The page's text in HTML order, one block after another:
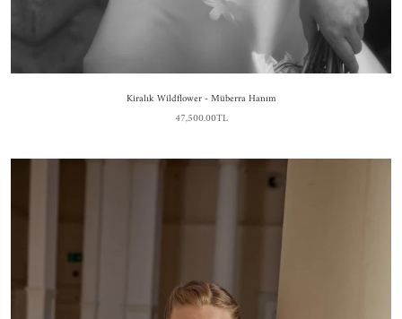
Kiralık Wildflower - Müberra Hanım
47,500.00TL